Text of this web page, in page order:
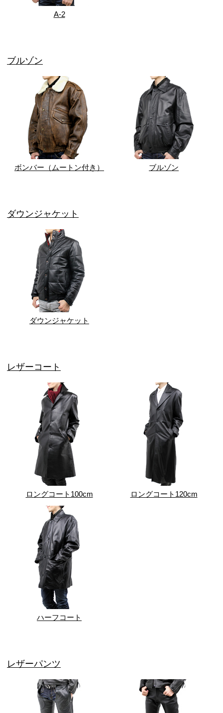
A-2
ブルゾン
ボンバー（ムートン付き） ブルゾン
ダウンジャケット
ダウンジャケット
レザーコート
ロングコート100cm ロングコート120cm
ハーフコート
レザーパンツ